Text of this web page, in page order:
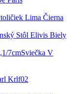
Lima Čierna
Stôl Elivis Biely
Sviečka V
Krlf02